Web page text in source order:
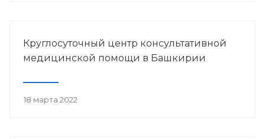
Круглосуточный центр консультативной
медицинской помощи в Башкирии
18 марта 2022